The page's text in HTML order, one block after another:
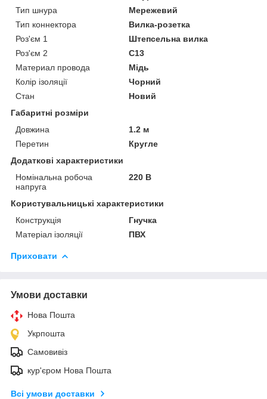
Тип шнура
Мережевий
Тип коннектора
Вилка-розетка
Роз'єм 1
Штепсельна вилка
Роз'єм 2
С13
Материал провода
Мідь
Колір ізоляції
Чорний
Стан
Новий
Габаритні розміри
Довжина
1.2 м
Перетин
Кругле
Додаткові характеристики
Номінальна робоча
напруга
220 В
Користувальницькі характеристики
Конструкція
Гнучка
Матеріал ізоляції
ПВХ
Приховати
Умови доставки
Нова Пошта
Укрпошта
Самовивіз
кур'єром Нова Пошта
Всі умови доставки